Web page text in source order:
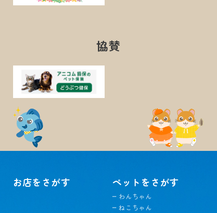
協賛
お店をさがす ペットをさがす
わんちゃん
ねこちゃん